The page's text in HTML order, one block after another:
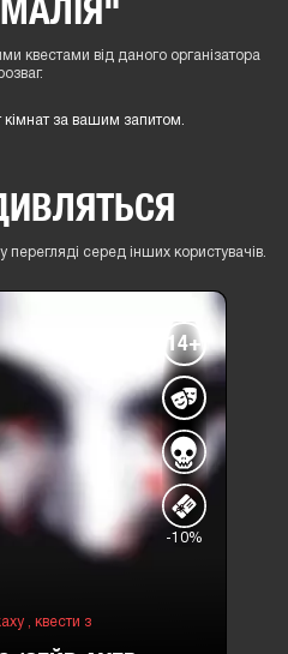
квестами від даного організатора
перегляді серед інших користувачів.
14+
,